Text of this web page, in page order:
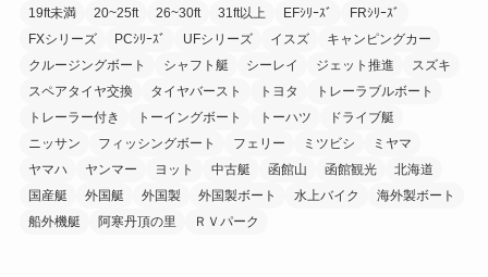
19ft未満 20~25ft 26~30ft 31ft以上 EFｼﾘｰｽﾞ
FRｼﾘｰｽﾞ
FXシリーズ
PCｼﾘｰｽﾞ UFシリーズ イスズ
キャンピングカー
クルージングボート
シャフト艇 シーレイ ジェット推進
スズキ
スペアタイヤ交換
タイヤバースト トヨタ
トレーラブルボート
トレーラー付き
トーイングボート トーハツ
ドライブ艇
ニッサン
フィッシングボート フェリー ミツビシ
ミヤマ
ヤマハ
ヤンマー ヨット 中古艇 函館山 函館観光
北海道
国産艇
外国艇 外国製 外国製ボート 水上バイク
海外製ボート
船外機艇
阿寒丹頂の里 ＲＶパーク